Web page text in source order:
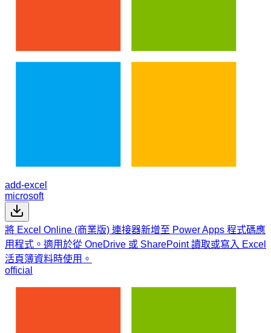
add-excel
microsoft
將 Excel Online (商業版) 連接器新增至 Power Apps 程式碼應
用程式。適用於從 OneDrive 或 SharePoint 讀取或寫入 Excel
活頁簿資料時使用。
official